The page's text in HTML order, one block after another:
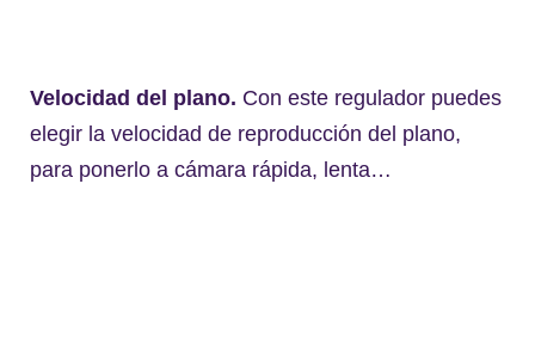
Velocidad del plano. Con este regulador puedes
elegir la velocidad de reproducción del plano,
para ponerlo a cámara rápida, lenta…